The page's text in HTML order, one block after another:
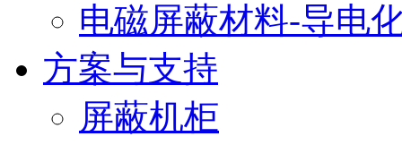
电磁屏蔽材料-导电
方案与支持
屏蔽机柜